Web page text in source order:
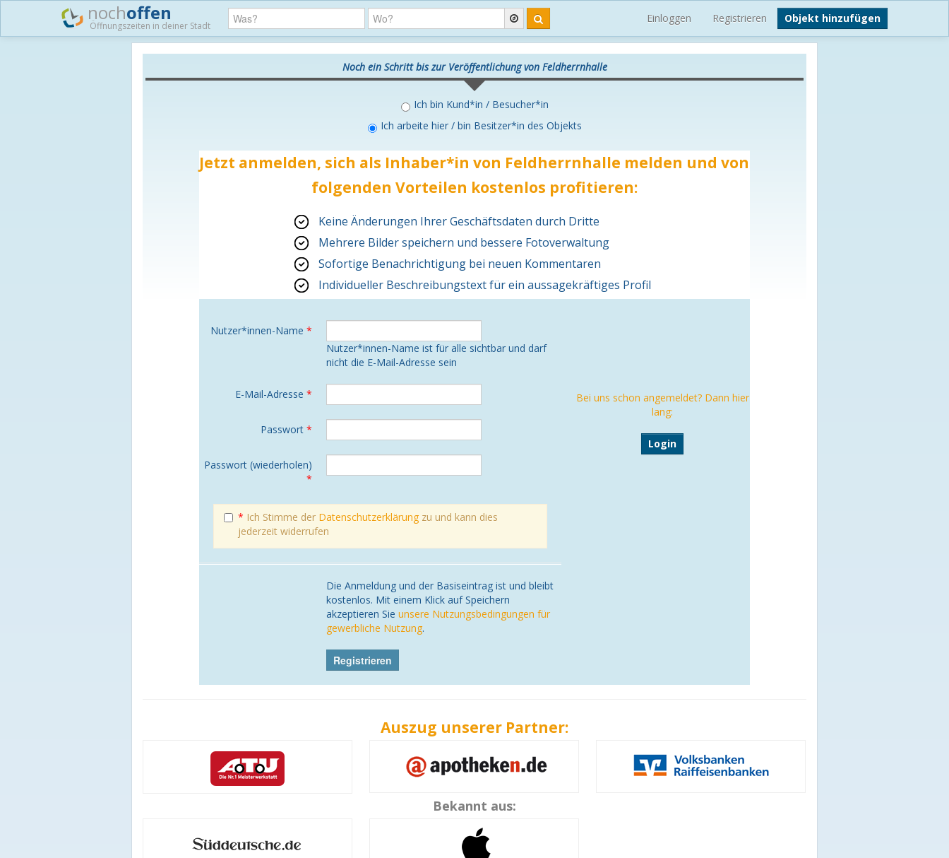
nochoffen
Öffnungszeiten in deiner Stadt
Einloggen Registrieren Objekt hinzufügen
Noch ein Schritt bis zur Veröffentlichung von Feldherrnhalle
Ich bin Kund*in / Besucher*in
Ich arbeite hier / bin Besitzer*in des Objekts
Jetzt anmelden, sich als Inhaber*in von Feldherrnhalle melden und von
folgenden Vorteilen kostenlos profitieren:
Keine Änderungen Ihrer Geschäftsdaten durch Dritte
Mehrere Bilder speichern und bessere Fotoverwaltung
Sofortige Benachrichtigung bei neuen Kommentaren
Individueller Beschreibungstext für ein aussagekräftiges Profil
Nutzer*innen-Name*
Nutzer*innen-Name ist für alle sichtbar und darf
nicht die E-Mail-Adresse sein
E-Mail-Adresse*
Passwort*
Passwort (wiederholen)
*
* Ich Stimme der Datenschutzerklärung zu und kann dies
jederzeit widerrufen
Die Anmeldung und der Basiseintrag ist und bleibt
kostenlos. Mit einem Klick auf Speichern
akzeptieren Sieunsere Nutzungsbedingungen für
gewerbliche Nutzung.
Bei uns schon angemeldet? Dann hier
lang:
Login
Auszug unserer Partner:
Bekannt aus: